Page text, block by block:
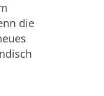
die